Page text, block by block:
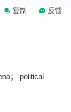
复制 反馈
； political